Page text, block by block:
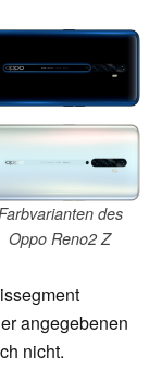
des
Oppo Reno2 Z
angegebenen
nicht.